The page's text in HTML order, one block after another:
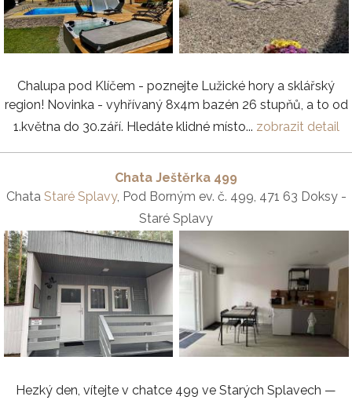
Chalupa pod Klíčem - poznejte Lužické hory a sklářský
region! Novinka - vyhřívaný 8x4m bazén 26 stupňů, a to od
1.května do 30.září. Hledáte klidné místo... zobrazit detail
Chata Ještěrka 499
Chata Staré Splavy, Pod Borným ev. č. 499, 471 63 Doksy -
Staré Splavy
Hezký den, vítejte v chatce 499 ve Starých Splavech —